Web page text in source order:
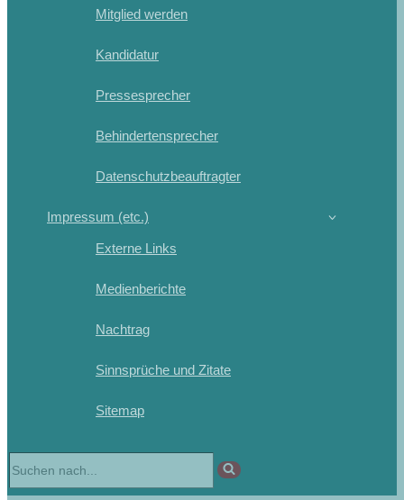
Mitglied werden
Kandidatur
Pressesprecher
Behindertensprecher
Datenschutzbeauftragter
Impressum (etc.)
Externe Links
Medienberichte
Nachtrag
Sinnsprüche und Zitate
Sitemap